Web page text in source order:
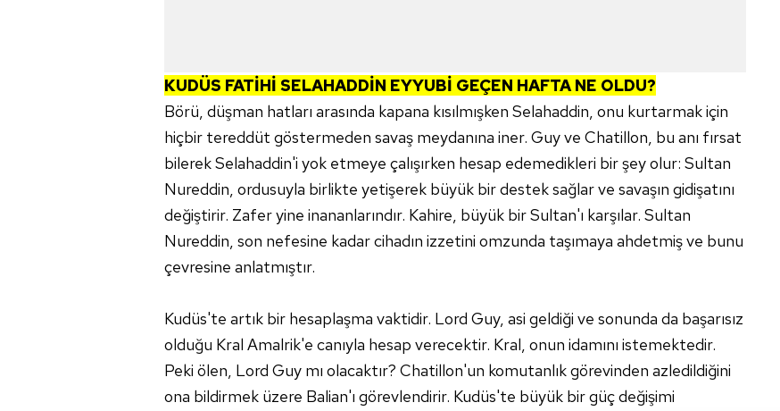
KUDÜS FATİHİ SELAHADDİN EYYUBİ GEÇEN HAFTA NE OLDU?
Börü, düşman hatları arasında kapana kısılmışken Selahaddin, onu kurtarmak için
hiçbir tereddüt göstermeden savaş meydanına iner. Guy ve Chatillon, bu anı fırsat
bilerek Selahaddin'i yok etmeye çalışırken hesap edemedikleri bir şey olur: Sultan
Nureddin, ordusuyla birlikte yetişerek büyük bir destek sağlar ve savaşın gidişatını
değiştirir. Zafer yine inananlarındır. Kahire, büyük bir Sultan'ı karşılar. Sultan
Nureddin, son nefesine kadar cihadın izzetini omzunda taşımaya ahdetmiş ve bunu
çevresine anlatmıştır.
Kudüs'te artık bir hesaplaşma vaktidir. Lord Guy, asi geldiği ve sonunda da başarısız
olduğu Kral Amalrik'e canıyla hesap verecektir. Kral, onun idamını istemektedir.
Peki ölen, Lord Guy mı olacaktır? Chatillon'un komutanlık görevinden azledildiğini
ona bildirmek üzere Balian'ı görevlendirir. Kudüs'te büyük bir güç değişimi